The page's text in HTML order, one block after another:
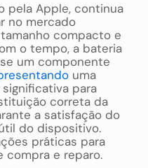
pela Apple, continua
no mercado
compacto e
o tempo, a bateria
um componente
uma
para
correta da
a satisfação do
do dispositivo.
práticas para
compra e reparo.